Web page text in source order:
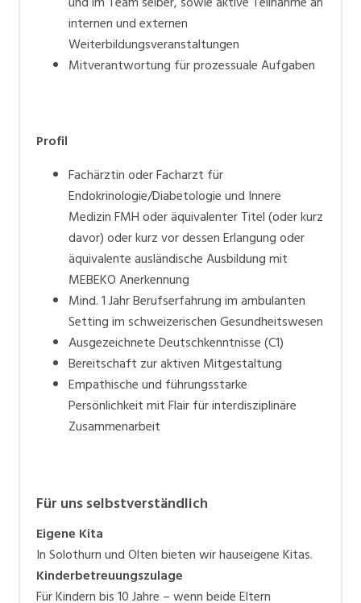
internen und externen
Weiterbildungsveranstaltungen
Mitverantwortung für prozessuale Aufgaben
Profil
Fachärztin oder Facharzt für
Endokrinologie/Diabetologie und Innere
Medizin FMH oder äquivalenter Titel (oder kurz
davor) oder kurz vor dessen Erlangung oder
äquivalente ausländische Ausbildung mit
MEBEKO Anerkennung
Mind. 1 Jahr Berufserfahrung im ambulanten
Setting im schweizerischen Gesundheitswesen
Ausgezeichnete Deutschkenntnisse (C1)
Bereitschaft zur aktiven Mitgestaltung
Empathische und führungsstarke
Persönlichkeit mit Flair für interdisziplinäre
Zusammenarbeit
Für uns selbstverständlich
Eigene Kita
In Solothurn und Olten bieten wir hauseigene Kitas.
Kinderbetreuungszulage
Für Kindern bis 10 Jahre – wenn beide Eltern